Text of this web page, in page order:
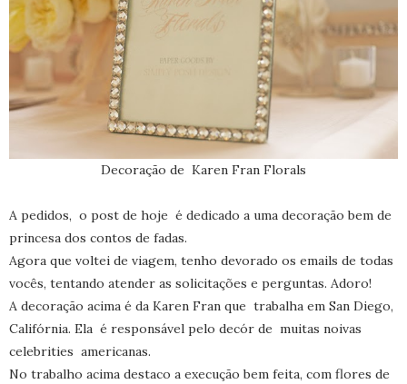
Decoração de Karen Fran Florals
A pedidos, o post de hoje é dedicado a uma decoração bem de
princesa dos contos de fadas.
Agora que voltei de viagem, tenho devorado os emails de todas
vocês, tentando atender as solicitações e perguntas. Adoro!
A decoração acima é da Karen Fran que trabalha em San Diego,
Califórnia. Ela é responsável pelo decór de muitas noivas
celebrities americanas.
No trabalho acima destaco a execução bem feita, com flores de